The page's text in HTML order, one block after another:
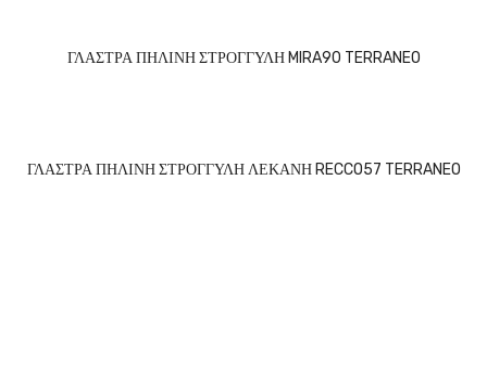
ΓΛΑΣΤΡΑ ΠΗΛΙΝΗ ΣΤΡΟΓΓΥΛΗ MIRA90 TERRANEO
ΓΛΑΣΤΡΑ ΠΗΛΙΝΗ ΣΤΡΟΓΓΥΛΗ ΛΕΚΑΝΗ RECCO57 TERRANEO